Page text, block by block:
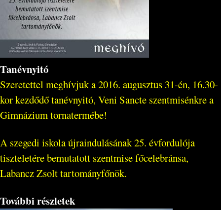
Tanévnyitó
Szeretettel meghívjuk a 2016. augusztus 31-én, 16.30-
kor kezdődő tanévnyitó, Veni Sancte szentmisénkre a
Gimnázium tornatermébe!
A szegedi iskola újraindulásának 25. évfordulója
tiszteletére bemutatott szentmise főcelebránsa,
Labancz Zsolt tartományfőnök.
További részletek